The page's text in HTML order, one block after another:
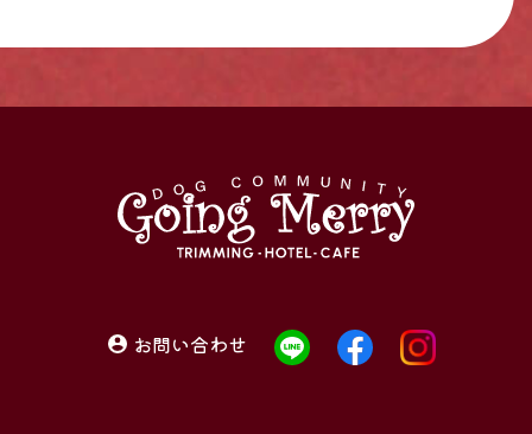
お問い合わせ